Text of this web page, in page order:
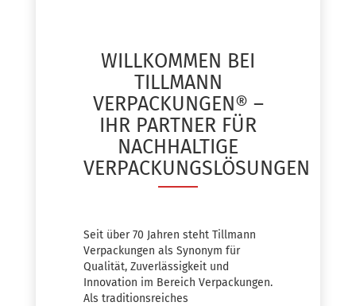
WILLKOMMEN BEI
TILLMANN
VERPACKUNGEN® –
IHR PARTNER FÜR
NACHHALTIGE
VERPACKUNGSLÖSUNGEN
Seit über 70 Jahren steht Tillmann
Verpackungen als Synonym für
Qualität, Zuverlässigkeit und
Innovation im Bereich Verpackungen.
Als traditionsreiches